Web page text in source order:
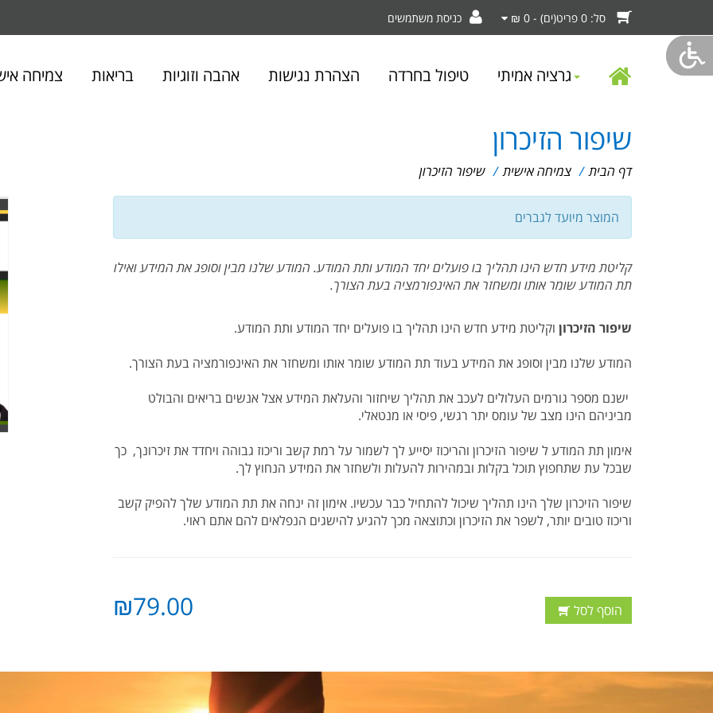
סל: 0 פריט(ים) - 0 ₪ כניסת משתמשים
באתר
דף
הבית
גרציה אמיתי טיפול בחרדה הצהרת נגישות אהבה וזוגיות בריאות צמיחה
שיפור הזיכרון
דף הבית / צמיחה אישית / שיפור הזיכרון
המוצר מיועד לגברים
קליטת מידע חדש הינו תהליך בו פועלים יחד המודע ותת המודע. המודע שלנו מבין וסופג את המידע ואילו
תת המודע שומר אותו ומשחזר את האינפורמציה בעת הצורך.
שיפור הזיכרון וקליטת מידע חדש הינו תהליך בו פועלים יחד המודע ותת המודע.
המודע שלנו מבין וסופג את המידע בעוד תת המודע שומר אותו ומשחזר את האינפורמציה בעת הצורך.
ישנם מספר גורמים העלולים לעכב את תהליך שיחזור והעלאת המידע אצל אנשים בריאים והבולט
מביניהם הינו מצב של עומס יתר רגשי, פיסי או מנטאלי.
אימון תת המודע ל שיפור הזיכרון והריכוז יסייע לך לשמור על רמת קשב וריכוז גבוהה ויחדד את זיכרונך, כך
שבכל עת שתחפוץ תוכל בקלות ובמהירות להעלות ולשחזר את המידע הנחוץ לך.
שיפור הזיכרון שלך הינו תהליך שיכול להתחיל כבר עכשיו. אימון זה ינחה את תת המודע שלך להפיק קשב
וריכוז טובים יותר, לשפר את הזיכרון וכתוצאה מכך להגיע להישגים הנפלאים להם אתם ראוי.
הוסף לסל ₪79.00